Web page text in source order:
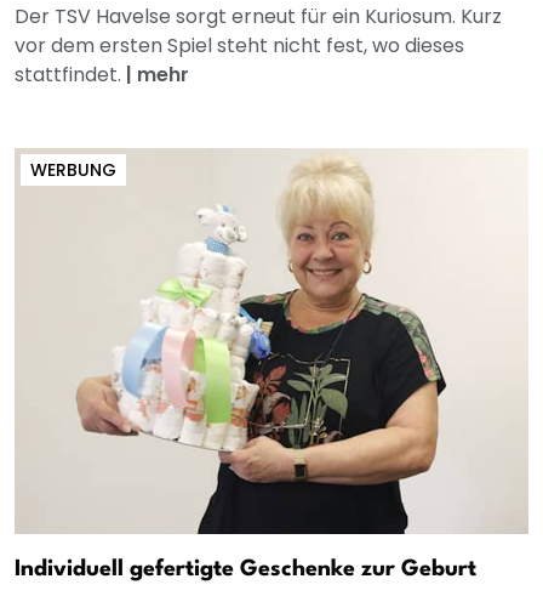
Der TSV Havelse sorgt erneut für ein Kuriosum. Kurz
vor dem ersten Spiel steht nicht fest, wo dieses
stattfindet. | mehr
WERBUNG
Individuell gefertigte Geschenke zur Geburt